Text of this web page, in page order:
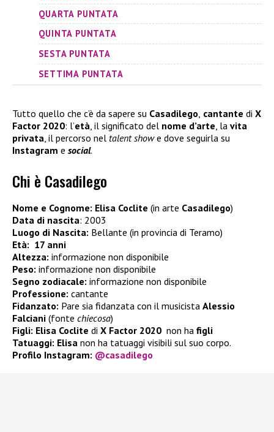
QUARTA PUNTATA
QUINTA PUNTATA
SESTA PUNTATA
SETTIMA PUNTATA
Tutto quello che c’è da sapere su Casadilego cantante di X
Factor 2020: l’età , il significato del nome d’arte , la vita
privata , il percorso nel talent showe dove seguirla su
Instagram e social.
Chi è Casadilego
Nome e Cognome: Elisa Coclite (in arte Casadilego)
Data di nascita: 2003
Luogo di Nascita: Bellante (in provincia di Teramo)
Età: 17 anni
Altezza: informazione non disponibile
Peso: informazione non disponibile
Segno zodiacale: informazione non disponibile
Professione: cantante
Fidanzato: Pare sia fidanzata con il musicista Alessio
Falciani (fonte chiecosa)
Figli: Elisa Coclite di X Factor 2020 non ha figli
Tatuaggi: Elisa non ha tatuaggi visibili sul suo corpo.
Profilo Instagram: @casadilego